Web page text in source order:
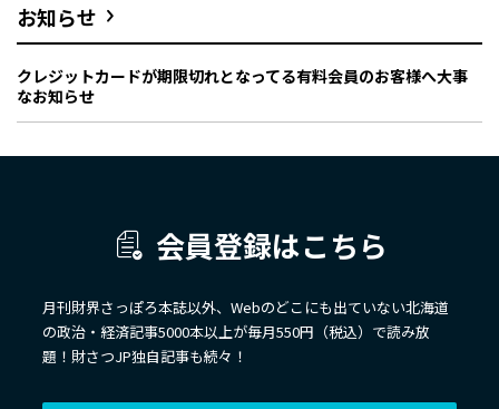
お知らせ
クレジットカードが期限切れとなってる有料会員のお客様へ大事
なお知らせ
会員登録はこちら
月刊財界さっぽろ本誌以外、Webのどこにも出ていない北海道
の政治・経済記事5000本以上が毎月550円（税込）で読み放
題！財さつJP独自記事も続々！